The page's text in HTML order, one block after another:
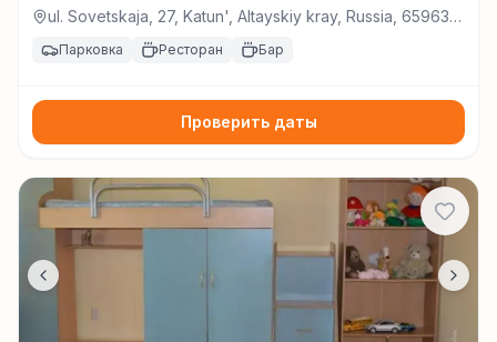
ul. Sovetskaja, 27, Katun', Altayskiy kray, Russia, 659635,
Парковка Ресторан Бар
Проверить даты